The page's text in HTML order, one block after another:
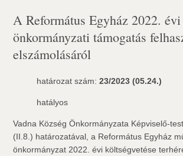
A Református Egyház 2022. évi
önkormányzati támogatás
elszámolásáról
határozat szám:23/2023 (05.24.)
hatályos
Vadna Község Önkormányzata Képviselő-
(II.8.) határozatával, a Református Egyház
önkormányzat 2022. évi költségvetése